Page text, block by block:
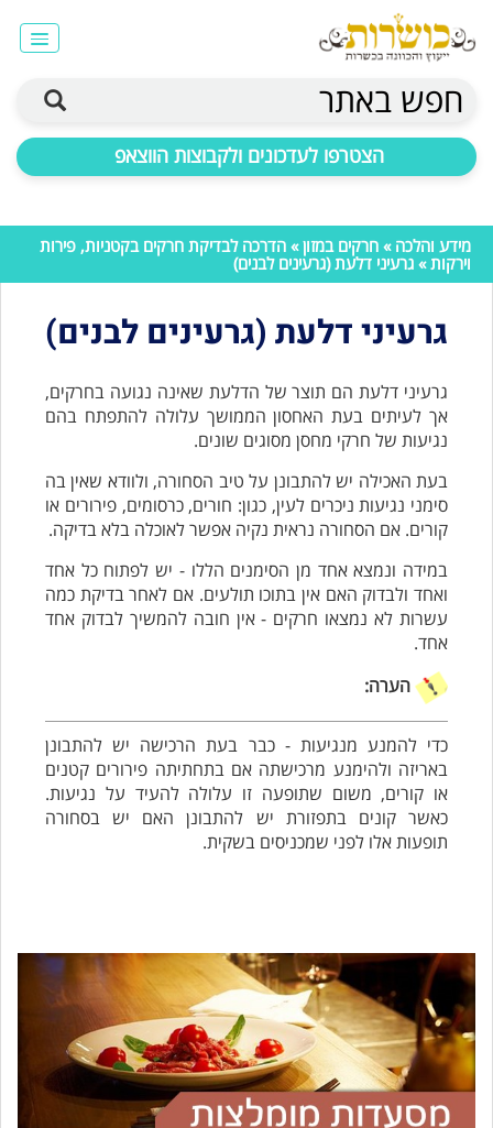
חפש באתר
הצטרפו לעדכונים ולקבוצות הווצאפ
מידע והלכה » חרקים במזון» הדרכה לבדיקת חרקים בקטניות, פירות
וירקות» גרעיני דלעת (גרעינים לבנים)
גרעיני דלעת (גרעינים לבנים)
גרעיני דלעת הם תוצר של הדלעת שאינה נגועה בחרקים,
אך לעיתים בעת האחסון הממושך עלולה להתפתח בהם
נגיעות של חרקי מחסן מסוגים שונים.
בעת האכילה יש להתבונן על טיב הסחורה, ולוודא שאין בה
סימני נגיעות ניכרים לעין, כגון: חורים, כרסומים, פירורים או
קורים. אם הסחורה נראית נקיה אפשר לאוכלה בלא בדיקה.
במידה ונמצא אחד מן הסימנים הללו - יש לפתוח כל אחד
ואחד ולבדוק האם אין בתוכו תולעים. אם לאחר בדיקת כמה
עשרות לא נמצאו חרקים - אין חובה להמשיך לבדוק אחד
אחד.
הערה:
כדי להמנע מנגיעות - כבר בעת הרכישה יש להתבונן
באריזה ולהימנע מרכישתה אם בתחתיתה פירורים קטנים
או קורים, משום שתופעה זו עלולה להעיד על נגיעות.
כאשר קונים בתפזורת יש להתבונן האם יש בסחורה
תופעות אלו לפני שמכניסים בשקית.